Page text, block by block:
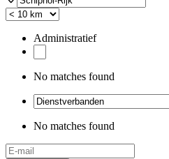
Administratief
No matches found
No matches found